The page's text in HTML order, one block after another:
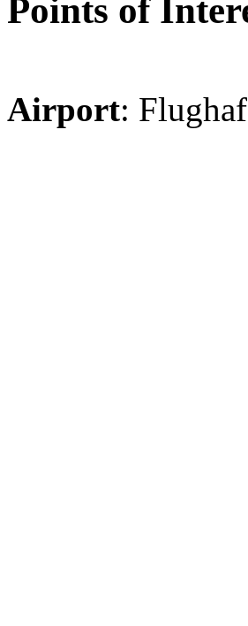
Points of
Airport: